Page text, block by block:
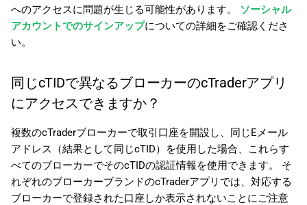
cTraderでアカウントを作成
しましたが、ブローカーのク
ライアントエリアに表示され
複数のブローカーの取引口座
を持っていますが、cTID
きません。 なぜですか？
へのアクセスに問題が生じる可能性があります。
ソーシャル
アカウントでのサインアップについての詳細をご確認くださ
い。
同じcTIDで異なるブローカーのcTraderアプリ
にアクセスできますか？
複数のcTraderブローカーで取引口座を開設し、同じEメール
アドレス（結果として同じcTID）を使用した場合、これらす
べてのブローカーでそのcTIDの認証情報を使用できます。 そ
れぞれのブローカーブランドのcTraderアプリでは、対応する
ブローカーで登録された口座しか表示されないことにご注意